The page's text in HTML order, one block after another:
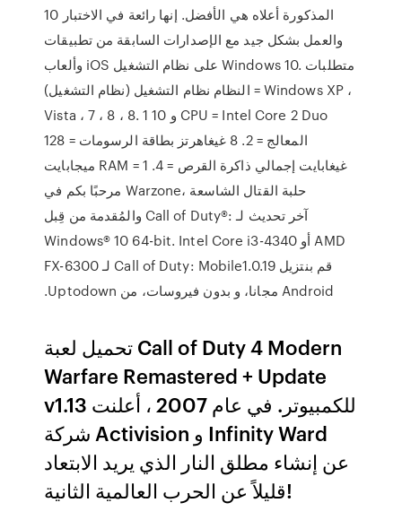
10 المذكورة أعلاه هي الأفضل. إنها رائعة في الاختبار
والعمل بشكل جيد مع الإصدارات السابقة من تطبيقات
وألعاب iOS على نظام التشغيل Windows 10. متطلبات
النظام نظام التشغيل (نظام التشغيل) = Windows XP ،
Vista ، 7 ، 8 ، 8. 1 و 10 CPU = Intel Core 2 Duo
المعالج = 2. 8 غيغاهرتز بطاقة الرسومات = 128
ميجابايت RAM = 1 غيغابايت إجمالي ذاكرة القرص = 4.
مرحبًا بكم في Warzone، حلبة القتال الشاسعة
والمُقدمة من قِبل Call of Duty®: آخر تحديث لـ
Windows® 10 64-bit. Intel Core i3-4340 أو AMD
FX-6300 ‫قم بنتزيل Call of Duty: Mobile1.0.19 لـ
Android مجانا، و بدون فيروسات، من Uptodown.
تحميل لعبة Call of Duty 4 Modern
Warfare Remastered + Update
v1.13 للكمبيوتر. في عام 2007 ، أعلنت
شركة Activision و Infinity Ward
عن إنشاء مطلق النار الذي يريد الابتعاد
قليلاً عن الحرب العالمية الثانية!